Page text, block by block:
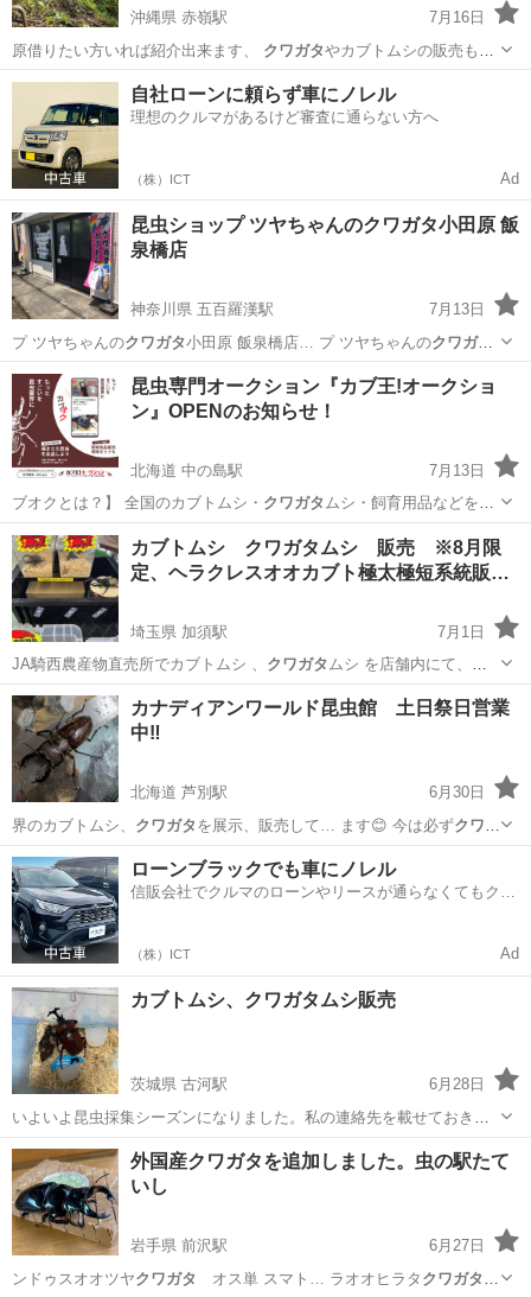
沖縄県 赤嶺駅
7月16日
原借りたい方いれば紹介出来ます、 クワガタやカブトムシの販売もし
てます、 あ…
沖縄 糸満市 赤嶺駅 その他 草刈
自社ローンに頼らず車にノレル
理想のクルマがあるけど審査に通らない方へ
（株）ICT Ad
昆虫ショップ ツヤちゃんのクワガタ小田原 飯
泉橋店
神奈川県 五百羅漢駅
7月13日
プ ツヤちゃんのクワガタ小田原 飯泉橋店… プ ツヤちゃんのクワガタ
を2026年7月… プ ツヤちゃんのクワガタ小田原飯泉橋店 … 能勢YG血
統オオクワガタ ②ツシマヒラ… タクワガタ ③アマミヒラ… タクワガ
タ ④ス...
神奈川 小田原市 五百羅漢駅 その他のペット クワガタ
昆虫専門オークション『カブ王!オークショ
ン』OPENのお知らせ！
北海道 中の島駅
7月13日
ブオクとは？】 全国のカブトムシ・ クワガタ ムシ・飼育用品などを出
品・落札できる…
北海道 札幌市 中の島駅 その他 オークション
カブトムシ クワガタムシ 販売 ※8月限
定、ヘラクレスオオカブト極太極短系統販…
埼玉県 加須駅
7月1日
JA騎西農産物直売所でカブトムシ 、 クワガタ ムシ を店舗内にて、お
手頃価格で販売…
埼玉 加須市 加須駅 メダカ
カナディアンワールド昆虫館 土日祭日営業
中‼️
北海道 芦別駅
6月30日
界のカブトムシ、 クワガタ を展示、販売して… ます😊 今は必ずクワガ
タが当たる￥500…
北海道 芦別市 芦別駅 その他 クワガタ
ローンブラックでも車にノレル
信販会社でクルマのローンやリースが通らなくてもクル
（株）ICT Ad
カブトムシ、クワガタムシ販売
茨城県 古河駅
6月28日
いよいよ昆虫採集シーズンになりました。私の連絡先を載せておきま
すので、昆虫欲しい方は是非お問い合わせください。郵送は行ってい
ません。直接のお取り引き限定でお願いします。また、昆虫採集に行
きたいファミリー層の方も同時募集してい...
茨城 古河市 古河駅 その他
外国産クワガタを追加しました。虫の駅たて
いし
岩手県 前沢駅
6月27日
ンドゥスオオツヤクワガタ オス単 スマト… ラオオヒラタ クワガタ